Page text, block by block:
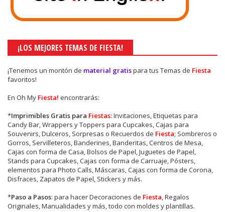
¡LOS MEJORES TEMAS DE FIESTA!
¡Tenemos un montón de material gratispara tus Temas de Fiesta
favoritos!
En Oh My Fiesta! encontrarás:
*Imprimibles Gratis para Fiestas: Invitaciones, Etiquetas para
Candy Bar, Wrappers y Toppers para Cupcakes, Cajas para
Souvenirs, Dulceros, Sorpresas o Recuerdos de Fiesta; Sombreros o
Gorros, Servilleteros, Banderines, Banderitas, Centros de Mesa,
Cajas con forma de Casa, Bolsos de Papel, Juguetes de Papel,
Stands para Cupcakes, Cajas con forma de Carruaje, Pósters,
elementos para Photo Calls, Máscaras, Cajas con forma de Corona,
Disfraces, Zapatos de Papel, Stickers y más.
*Paso a Pasos: para hacer Decoraciones de Fiesta, Regalos
Originales, Manualidades y más, todo con moldes y plantillas.